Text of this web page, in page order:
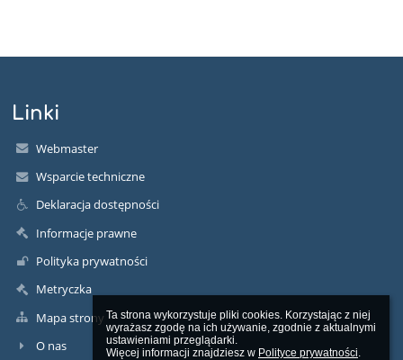
Ta strona wykorzystuje pliki cookies. Korzystając z niej
wyrażasz zgodę na ich używanie, zgodnie z aktualnymi
ustawieniami przeglądarki.
Więcej informacji znajdziesz w Polityce prywatności.
Linki
Webmaster
Wsparcie techniczne
Deklaracja dostępności
Informacje prawne
Polityka prywatności
Metryczka
Mapa strony
O nas